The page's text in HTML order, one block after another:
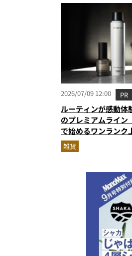
2026/07/09 12:00 PR
ルーティンが感動
のプレミアムライン
で始めるワンランク
慣
雑貨